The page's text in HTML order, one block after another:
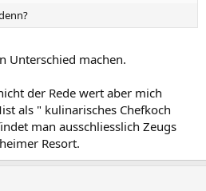
Unterschied machen.
der Rede wert aber mich
als " kulinarisches Chefkoch
man ausschliesslich Zeugs
Resort.